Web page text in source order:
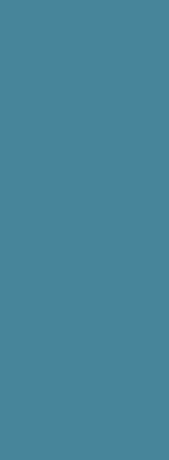
dans la valise
français, il
Enfin, toujours
« mon » Japon a
tard que cette
qui se passe en
Vos photos sont-
Après avoir
85% des images